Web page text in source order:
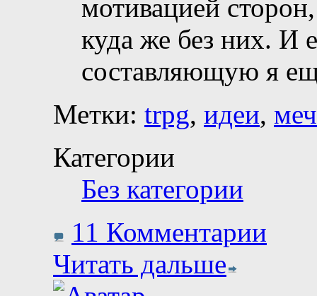
мотивацией
куда же без них. И
составляющую я
Метки: trpg, идеи,
Категории
Без категории
11 Комментарии
Читать дальше